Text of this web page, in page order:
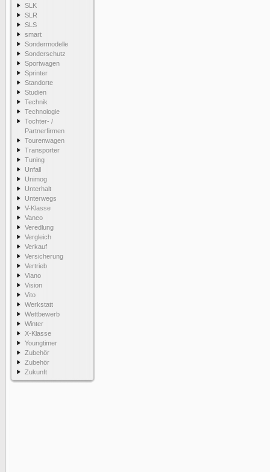
SLK
SLR
SLS
smart
Sondermodelle
Sonderschutz
Sportwagen
Sprinter
Standorte
Studien
Technik
Technologie
Tochter- /
Partnerfirmen
Tourenwagen
Transporter
Tuning
Unfall
Unimog
Unterhalt
Unterwegs
V-Klasse
Vaneo
Veredlung
Vergleich
Verkauf
Versicherung
Vertrieb
Viano
Vision
Vito
Werkstatt
Wettbewerb
Winter
X-Klasse
Youngtimer
Zubehör
Zubehör
Zukunft